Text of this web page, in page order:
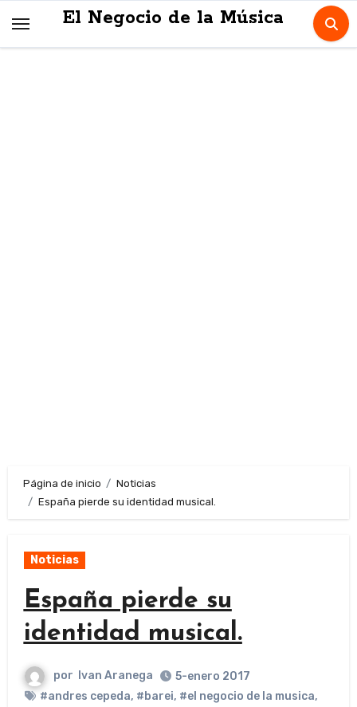
El Negocio de la Música
Página de inicio
Noticias
España pierde su identidad musical.
Noticias
España pierde su
identidad musical.
por Ivan Aranega
5-enero 2017
#andres cepeda, #barei, #el negocio de la musica,